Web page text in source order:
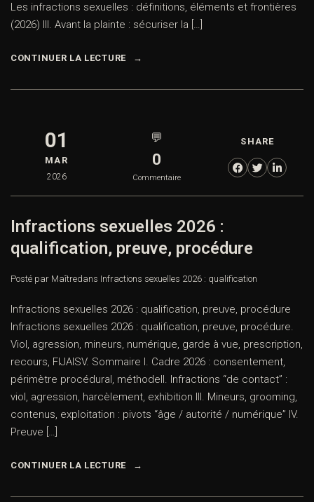
Les infractions sexuelles : définitions, éléments et frontières
(2026) III. Avant la plainte : sécuriser la […]
CONTINUER LA LECTURE
01
MAR
2026
💬
0
Commentaire
SHARE
Infractions sexuelles 2026 :
qualification, preuve, procédure
Posté par Maîtredans Infractions sexuelles 2026 : qualification
Infractions sexuelles 2026 : qualification, preuve, procédure
Infractions sexuelles 2026 : qualification, preuve, procédure.
Viol, agression, mineurs, numérique, garde à vue, prescription,
recours, FIJAISV. Sommaire I. Cadre 2026 : consentement,
périmètre procédural, méthodeII. Infractions “de contact” :
viol, agression, harcèlement, exhibition III. Mineurs, grooming,
contenus, exploitation : pivots “âge / autorité / numérique” IV.
Preuve […]
CONTINUER LA LECTURE